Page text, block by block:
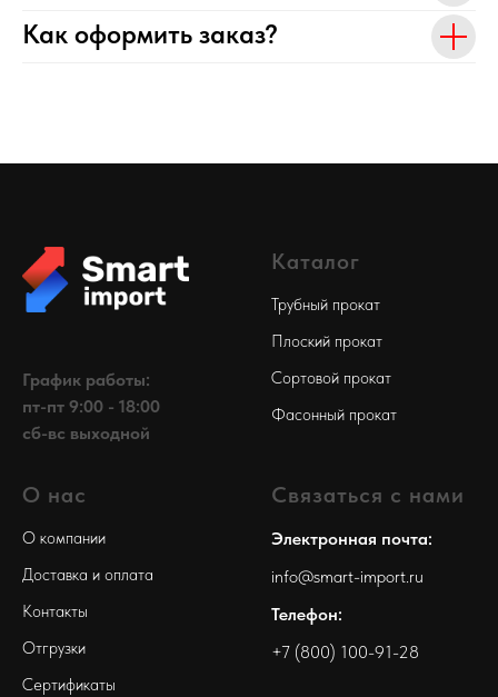
Как оформить заказ?
График работы:
пт-пт 9:00 - 18:00
сб-вс выходной
Каталог
Трубный прокат
Плоский прокат
Сортовой прокат
Фасонный прокат
О нас
О компании
Доставка и оплата
Контакты
Отгрузки
Сертификаты
Связаться с нами
Электронная почта:
info@smart-import.ru
Телефон:
+7 (800) 100-91-28